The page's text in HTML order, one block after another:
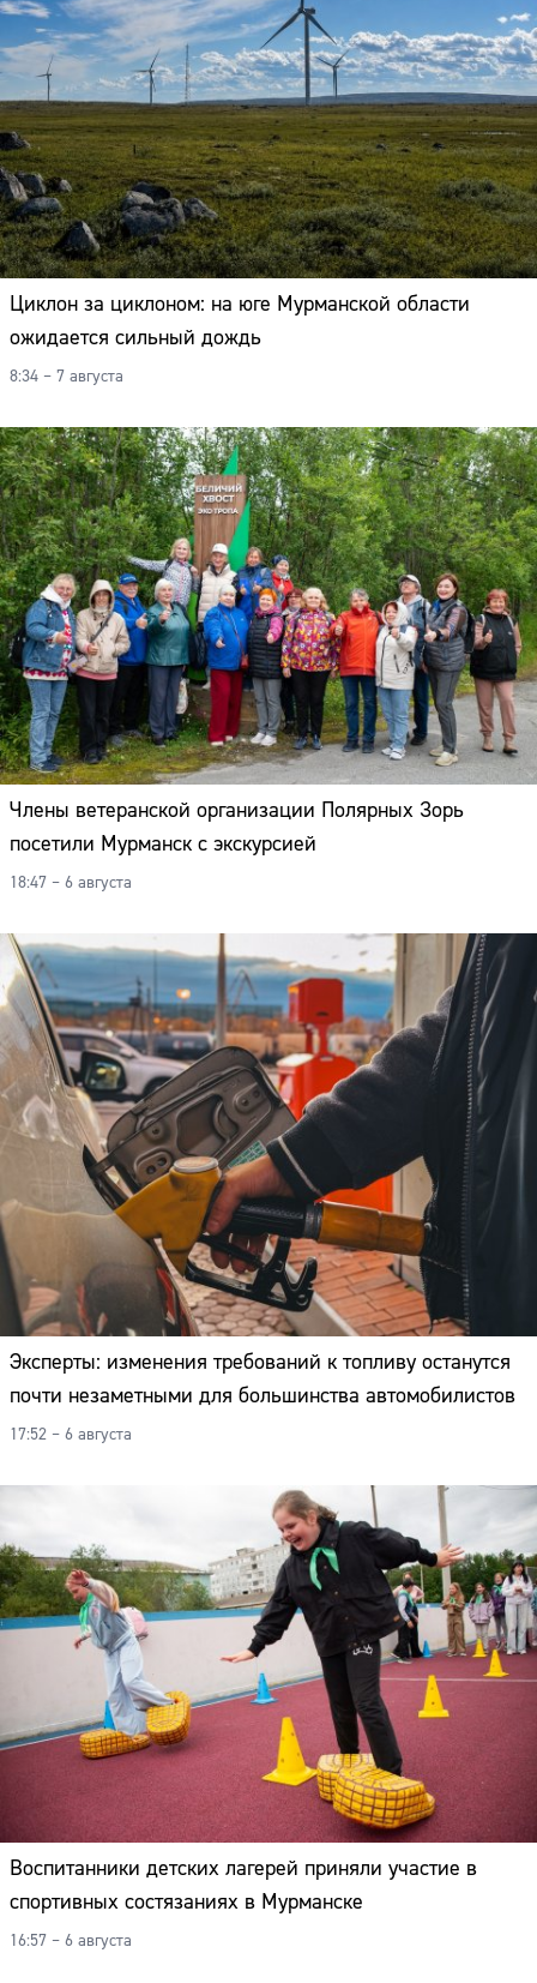
Циклон за циклоном: на юге Мурманской области
ожидается сильный дождь
8:34 – 7 августа
Члены ветеранской организации Полярных Зорь
посетили Мурманск с экскурсией
18:47 – 6 августа
Эксперты: изменения требований к топливу останутся
почти незаметными для большинства автомобилистов
17:52 – 6 августа
Воспитанники детских лагерей приняли участие в
спортивных состязаниях в Мурманске
16:57 – 6 августа